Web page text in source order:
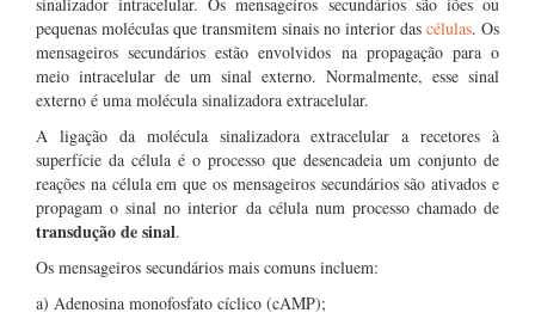
pequenas moléculas que transmitem sinais no interior das células. Os
mensageiros secundários estão envolvidos na propagação para o
meio intracelular de um sinal externo. Normalmente, esse sinal
externo é uma molécula sinalizadora extracelular.
A ligação da molécula sinalizadora extracelular a recetores à
superfície da célula é o processo que desencadeia um conjunto de
reações na célula em que os mensageiros secundários são ativados e
propagam o sinal no interior da célula num processo chamado de
transdução de sinal.
Os mensageiros secundários mais comuns incluem:
a) Adenosina monofosfato cíclico (cAMP);